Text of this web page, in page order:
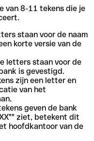
van 8-11 tekens die je
staan voor de naam
korte versie van de
letters staan voor de
is gevestigd.
zijn een letter en
van het
geven de bank
ziet, betekent dit
hoofdkantoor van de